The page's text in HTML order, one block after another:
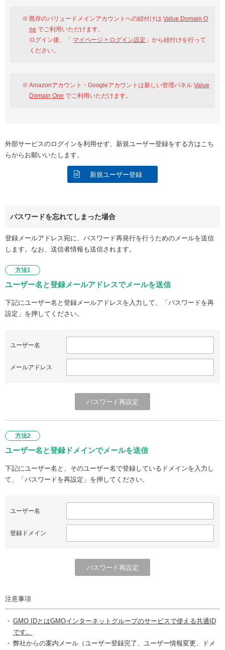
既存のバリュードメインアカウントへの紐付けはValue Domain O
ne でご利用いただけます。
ログイン後、「 マイページ > ログイン設定 」から紐付けを行って
ください。
Amazonアカウント・Googleアカウントは新しい管理パネルValue
Domain One でご利用いただけます。
外部サービスのログインを利用せず、新規ユーザー登録をする方はこち
らからお願いいたします。
新規ユーザー登録
パスワードを忘れてしまった場合
登録メールアドレス宛に、パスワード再発行を行うためのメールを送信
します。なお、送信者情報も送信されます。
方法1
ユーザー名と登録メールアドレスでメールを送信
下記にユーザー名と登録メールアドレスを入力して、「パスワードを再
設定」を押してください。
ユーザー名
メールアドレス
方法2
ユーザー名と登録ドメインでメールを送信
下記にユーザー名と、そのユーザー名で登録しているドメインを入力し
て、「パスワードを再設定」を押してください。
ユーザー名
登録ドメイン
注意事項
GMO IDとはGMOインターネットグループのサービスで使える共通ID
です。
弊社からの案内メール（ユーザー登録完了、ユーザー情報変更、ドメ